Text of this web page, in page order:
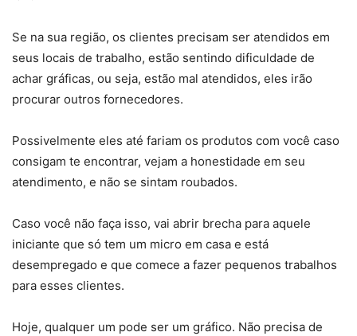
Se na sua região, os clientes precisam ser atendidos em
seus locais de trabalho, estão sentindo dificuldade de
achar gráficas, ou seja, estão mal atendidos, eles irão
procurar outros fornecedores.
Possivelmente eles até fariam os produtos com você caso
consigam te encontrar, vejam a honestidade em seu
atendimento, e não se sintam roubados.
Caso você não faça isso, vai abrir brecha para aquele
iniciante que só tem um micro em casa e está
desempregado e que comece a fazer pequenos trabalhos
para esses clientes.
Hoje, qualquer um pode ser um gráfico. Não precisa de